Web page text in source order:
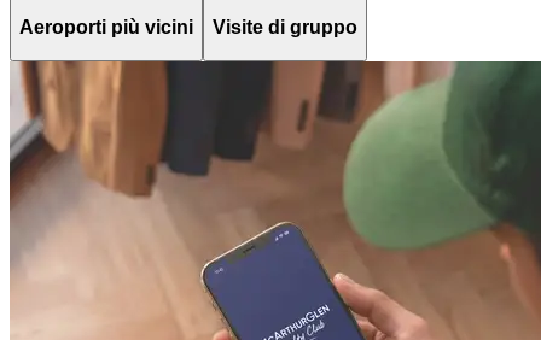
Aeroporti più vicini Visite di gruppo